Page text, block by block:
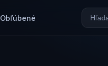
Obľúbené